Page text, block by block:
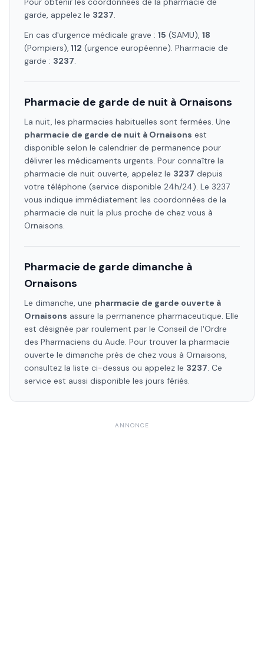
garde, appelez le 3237.
En cas d'urgence médicale grave : 15 (SAMU), 18
(Pompiers), 112 (urgence européenne). Pharmacie de
garde : 3237.
Pharmacie de garde de nuit à Ornaisons
La nuit, les pharmacies habituelles sont fermées. Une
pharmacie de garde de nuit à Ornaisons est
disponible selon le calendrier de permanence pour
délivrer les médicaments urgents. Pour connaître la
pharmacie de nuit ouverte, appelez le 3237 depuis
votre téléphone (service disponible 24h/24). Le 3237
vous indique immédiatement les coordonnées de la
pharmacie de nuit la plus proche de chez vous à
Ornaisons.
Pharmacie de garde dimanche à
Ornaisons
Le dimanche, une pharmacie de garde ouverte à
Ornaisons assure la permanence pharmaceutique. Elle
est désignée par roulement par le Conseil de l'Ordre
des Pharmaciens du Aude. Pour trouver la pharmacie
ouverte le dimanche près de chez vous à Ornaisons,
consultez la liste ci-dessus ou appelez le 3237. Ce
service est aussi disponible les jours fériés.
ANNONCE